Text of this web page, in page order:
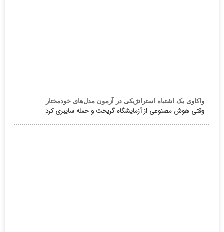
واکاوی یک اشتباه استراتژیکی در آزمون مدل‌های خودمختار
وقتی هوش مصنوعی از آزمایشگاه گریخت و حمله سایبری کرد